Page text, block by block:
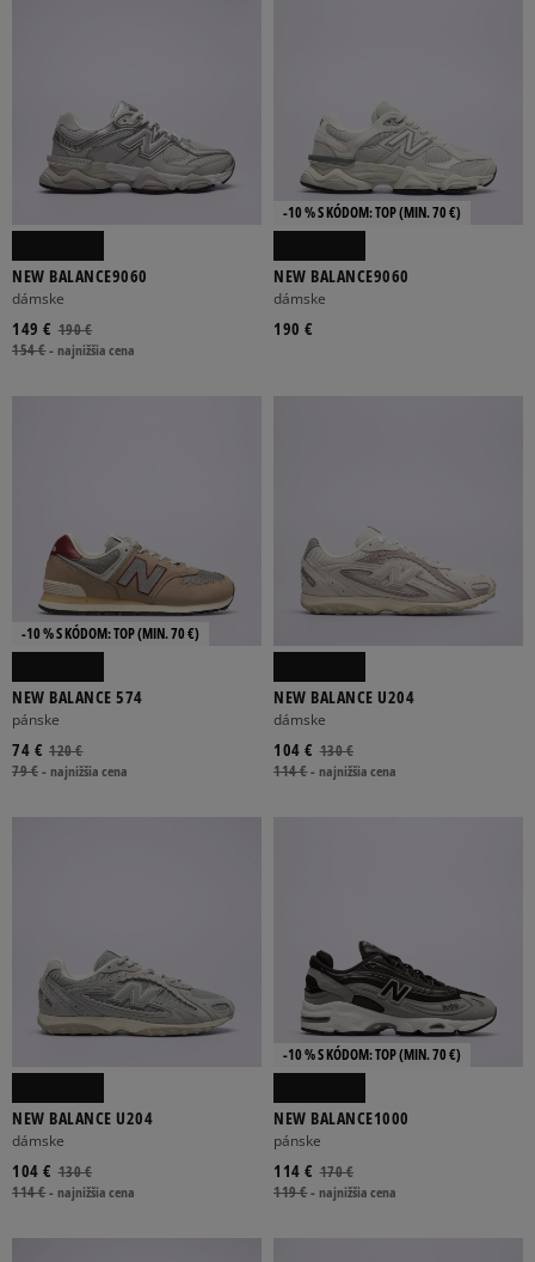
NEW BALANCE9060
dámske
190 €
149 €
154 €-najnižšia cena
-10 % S KÓDOM: TOP (MIN. 70 €)
NEW BALANCE9060
dámske
190 €
-10 % S KÓDOM: TOP (MIN. 70 €)
NEW BALANCE 574
pánske
120 €
74 €
79 €-najnižšia cena
NEW BALANCE U204
dámske
130 €
104 €
114 €-najnižšia cena
NEW BALANCE U204
dámske
130 €
104 €
114 €-najnižšia cena
-10 % S KÓDOM: TOP (MIN. 70 €)
NEW BALANCE1000
pánske
170 €
114 €
119 €-najnižšia cena